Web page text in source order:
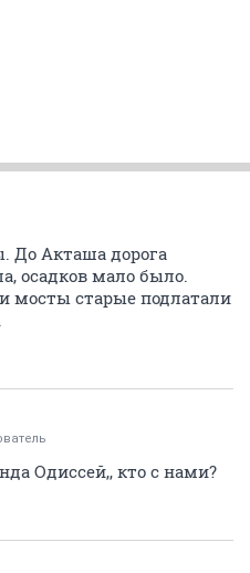
До Акташа дорога
осадков мало было.
мосты старые подлатали
Одиссей,, кто с нами?